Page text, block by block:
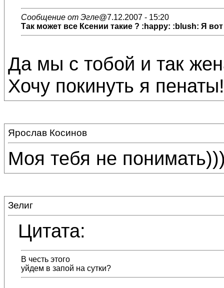
Сообщение от Эгле@7.12.2007 - 15:20
Так может все Ксении такие ? :happy: :blush: Я
Да мы с тобой и так
Хочу покинуть я
Ярослав Косинов
Моя тебя не
Зелиг
Цитата:
В честь этого
уйдем в запой на сутки?